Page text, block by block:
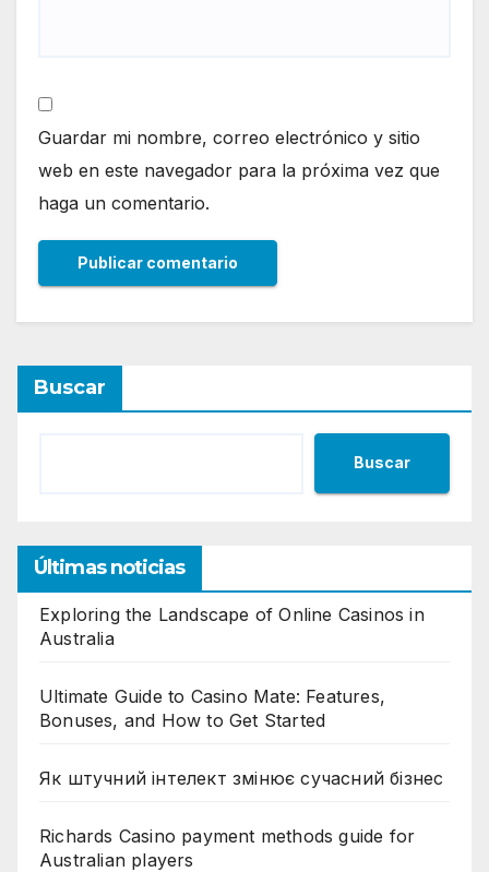
Guardar mi nombre, correo electrónico y sitio
web en este navegador para la próxima vez que
haga un comentario.
Buscar
Buscar
Últimas noticias
Exploring the Landscape of Online Casinos in
Australia
Ultimate Guide to Casino Mate: Features,
Bonuses, and How to Get Started
Як штучний інтелект змінює сучасний бізнес
Richards Casino payment methods guide for
Australian players